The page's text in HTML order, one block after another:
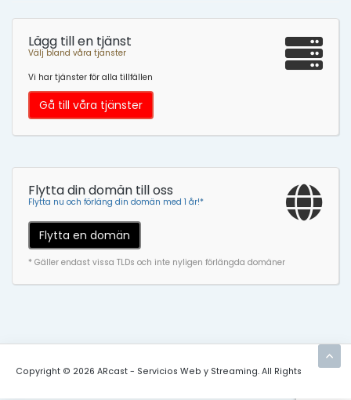
Lägg till en tjänst
Välj bland våra tjänster
Vi har tjänster för alla tillfällen
Gå till våra tjänster
Flytta din domän till oss
Flytta nu och förläng din domän med 1 år!*
Flytta en domän
* Gäller endast vissa TLDs och inte nyligen förlängda domäner
Copyright © 2026 ARcast - Servicios Web y Streaming. All Rights